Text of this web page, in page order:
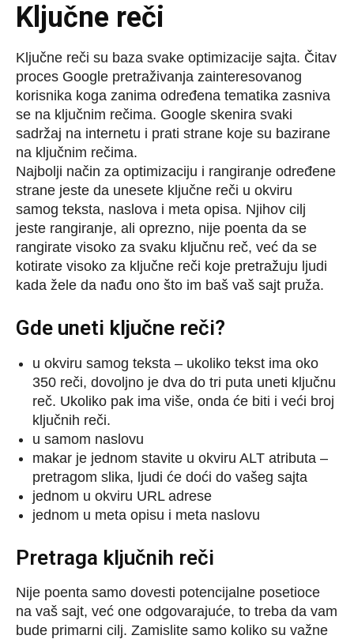
Ključne reči
Ključne reči su baza svake optimizacije sajta. Čitav
proces Google pretraživanja zainteresovanog
korisnika koga zanima određena tematika zasniva
se na ključnim rečima. Google skenira svaki
sadržaj na internetu i prati strane koje su bazirane
na ključnim rečima.
Najbolji način za optimizaciju i rangiranje određene
strane jeste da unesete ključne reči u okviru
samog teksta, naslova i meta opisa. Njihov cilj
jeste rangiranje, ali oprezno, nije poenta da se
rangirate visoko za svaku ključnu reč, već da se
kotirate visoko za ključne reči koje pretražuju ljudi
kada žele da nađu ono što im baš vaš sajt pruža.
Gde uneti ključne reči?
u okviru samog teksta – ukoliko tekst ima oko
350 reči, dovoljno je dva do tri puta uneti ključnu
reč. Ukoliko pak ima više, onda će biti i veći broj
ključnih reči.
u samom naslovu
makar je jednom stavite u okviru ALT atributa –
pretragom slika, ljudi će doći do vašeg sajta
jednom u okviru URL adrese
jednom u meta opisu i meta naslovu
Pretraga ključnih reči
Nije poenta samo dovesti potencijalne posetioce
na vaš sajt, već one odgovarajuće, to treba da vam
bude primarni cilj. Zamislite samo koliko su važne